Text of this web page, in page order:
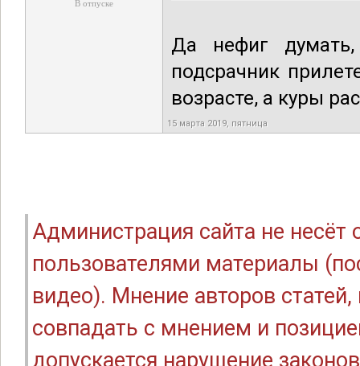
В отпуске
Да нефиг
подсрачник
возрасте, а куры
15 марта 2019, пятница
Администрация сайта не
пользователями материалы
видео). Мнение авторов
совпадать с мнением и
допускается нарушение